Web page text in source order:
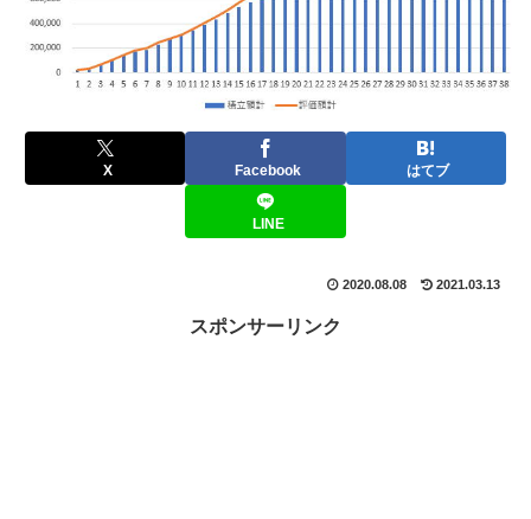
X Facebook はてブ
LINE
2020.08.08 2021.03.13
スポンサーリンク